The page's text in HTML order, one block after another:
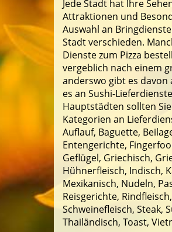
Jede Stadt hat Ihre
Attraktionen und
Auswahl an
Stadt verschieden.
Dienste zum Pizza
vergeblich nach einem
anderswo gibt es
es an Sushi-
Hauptstädten sollten
Kategorien an
Auflauf, Baguette,
Entengerichte,
Geflügel, Griechisch,
Hühnerfleisch, Indisch,
Mexikanisch, Nudeln,
Reisgerichte,
Schweinefleisch, Steak,
Thailändisch, Toast,